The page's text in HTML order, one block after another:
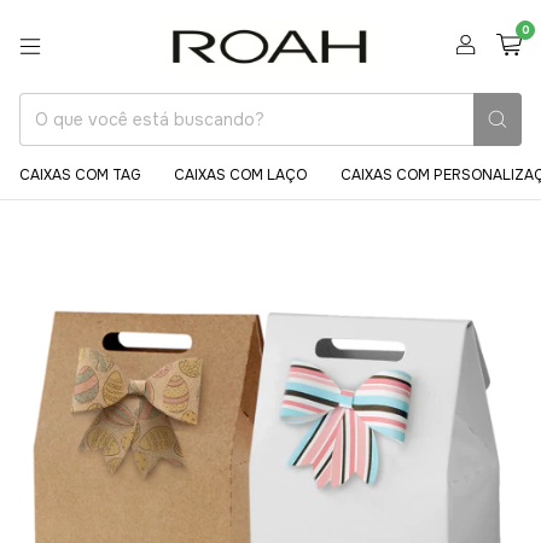
0
CAIXAS COM TAG CAIXAS COM LAÇO CAIXAS COM